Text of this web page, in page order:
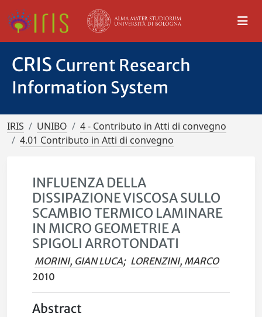
CRIS Current Research
Information System
IRIS UNIBO
4 - Contributo in Atti di convegno
4.01 Contributo in Atti di convegno
INFLUENZA DELLA
DISSIPAZIONE VISCOSA SULLO
SCAMBIO TERMICO LAMINARE
IN MICRO GEOMETRIE A
SPIGOLI ARROTONDATI
MORINI, GIAN LUCA; LORENZINI, MARCO
2010
Abstract